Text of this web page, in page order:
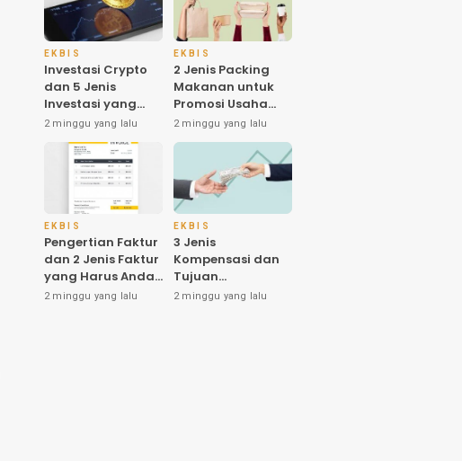
EKBIS
Investasi Crypto
dan 5 Jenis
Investasi yang
Banyak Diminati
oleh Investornya
di Indonesia
2 minggu yang lalu
EKBIS
2 Jenis Packing
Makanan untuk
Promosi Usaha
dan Higienitas
Produk
2 minggu yang lalu
EKBIS
Pengertian Faktur
dan 2 Jenis Faktur
yang Harus Anda
Ketahui
2 minggu yang lalu
EKBIS
3 Jenis
Kompensasi dan
Tujuan
Pemberiannya
2 minggu yang lalu